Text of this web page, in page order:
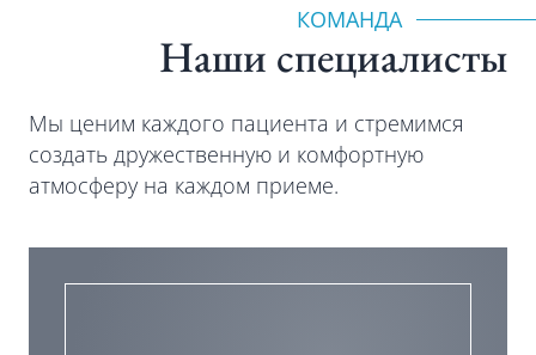
КОМАНДА
Наши специалиcты
Мы ценим каждого пациента и стремимся
создать дружественную и комфортную
атмосферу на каждом приеме.